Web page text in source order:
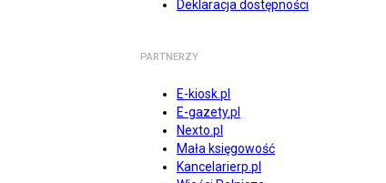
Deklaracja dostępności
PARTNERZY
E-kiosk.pl
E-gazety.pl
Nexto.pl
Mała księgowość
Kancelarierp.pl